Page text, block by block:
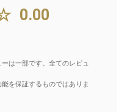
0.00
は一部です。全てのレビュ
を保証するものではありま